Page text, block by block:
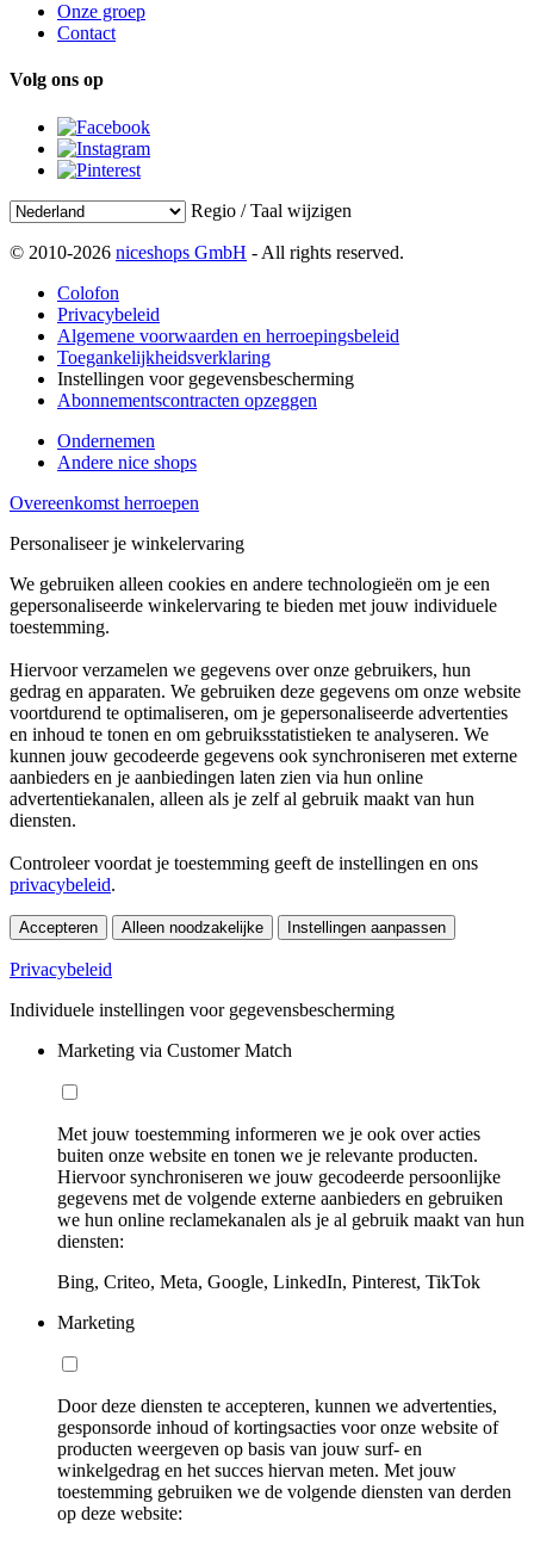
Onze groep
Contact
Volg ons op
Regio / Taal wijzigen
© 2010-2026 niceshops GmbH - All rights reserved.
Colofon
Privacybeleid
Algemene voorwaarden en herroepingsbeleid
Toegankelijkheidsverklaring
Instellingen voor gegevensbescherming
Abonnementscontracten opzeggen
Ondernemen
Andere nice shops
Overeenkomst herroepen
Personaliseer je winkelervaring
We gebruiken alleen cookies en andere technologieën om je een
gepersonaliseerde winkelervaring te bieden met jouw individuele
toestemming.
Hiervoor verzamelen we gegevens over onze gebruikers, hun
gedrag en apparaten. We gebruiken deze gegevens om onze website
voortdurend te optimaliseren, om je gepersonaliseerde advertenties
en inhoud te tonen en om gebruiksstatistieken te analyseren. We
kunnen jouw gecodeerde gegevens ook synchroniseren met externe
aanbieders en je aanbiedingen laten zien via hun online
advertentiekanalen, alleen als je zelf al gebruik maakt van hun
diensten.
Controleer voordat je toestemming geeft de instellingen en ons
privacybeleid.
Accepteren Alleen noodzakelijke Instellingen aanpassen
Privacybeleid
Individuele instellingen voor gegevensbescherming
Marketing via Customer Match
Met jouw toestemming informeren we je ook over acties
buiten onze website en tonen we je relevante producten.
Hiervoor synchroniseren we jouw gecodeerde persoonlijke
gegevens met de volgende externe aanbieders en gebruiken
we hun online reclamekanalen als je al gebruik maakt van hun
diensten:
Bing, Criteo, Meta, Google, LinkedIn, Pinterest, TikTok
Marketing
Door deze diensten te accepteren, kunnen we advertenties,
gesponsorde inhoud of kortingsacties voor onze website of
producten weergeven op basis van jouw surf- en
winkelgedrag en het succes hiervan meten. Met jouw
toestemming gebruiken we de volgende diensten van derden
op deze website: